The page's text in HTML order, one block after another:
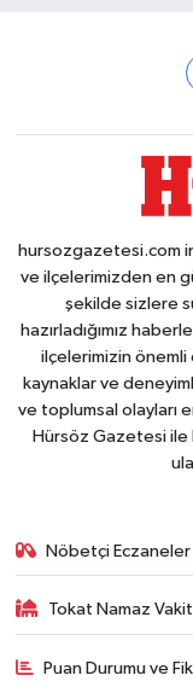
hursozgazetesi.com
ve ilçelerimizden en
şekilde sizlere
hazırladığımız
ilçelerimizin önemli
kaynaklar ve
ve toplumsal olayları
Hürsöz Gazetesi ile
Nöbetçi Eczaneler
Tokat Namaz
Puan Durumu ve